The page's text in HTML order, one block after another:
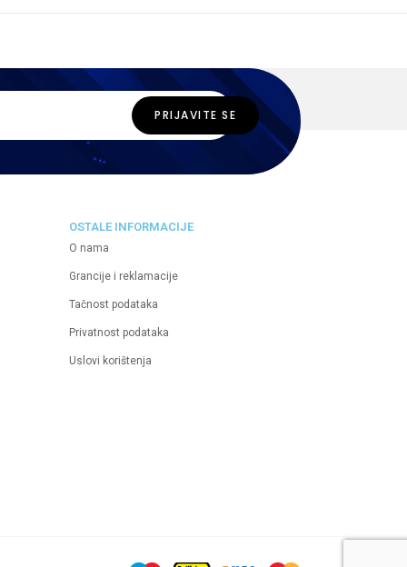
OSTALE INFORMACIJE
O nama
Grancije i reklamacije
Tačnost podataka
Privatnost podataka
Uslovi korištenja